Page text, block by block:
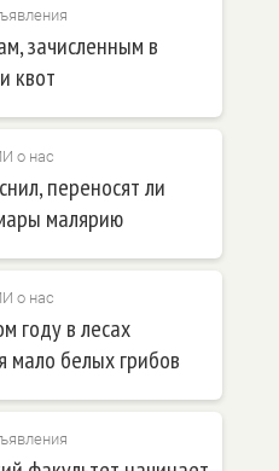
зачисленным в
квот
о нас
переносят ли
малярию
о нас
году в лесах
мало белых грибов